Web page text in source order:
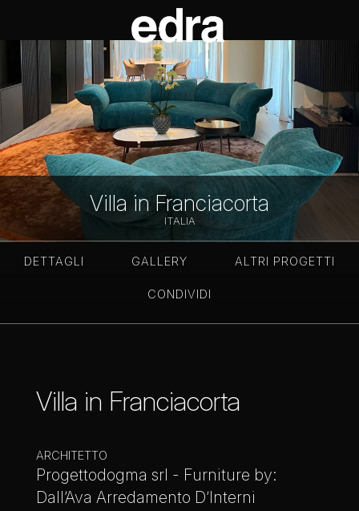
Villa in Franciacorta
ITALIA
DETTAGLI GALLERY ALTRI PROGETTI
CONDIVIDI
Villa in Franciacorta
ARCHITETTO
Progettodogma srl - Furniture by:
Dall’Ava Arredamento D’Interni